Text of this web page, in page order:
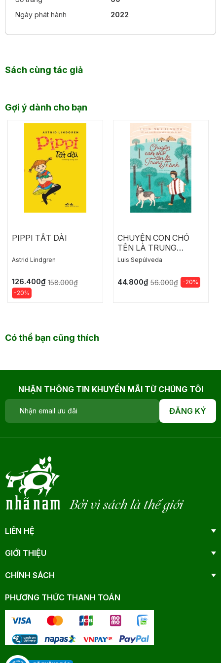
Ngày phát hành
2022
Sách cùng tác giả
Gợi ý dành cho bạn
PIPPI TẤT DÀI
Astrid Lindgren
126.400₫ 158.000₫
-20%
CHUYỆN CON CHÓ
TÊN LÀ TRUNG
THÀNH
Luis Sepúlveda
44.800₫ 56.000₫ -20%
Có thể bạn cũng thích
NHẬN THÔNG TIN KHUYẾN MÃI TỪ CHÚNG TÔI
ĐĂNG KÝ
Bởi vì sách là thế giới
LIÊN HỆ
GIỚI THIỆU
CHÍNH SÁCH
PHƯƠNG THỨC THANH TOÁN